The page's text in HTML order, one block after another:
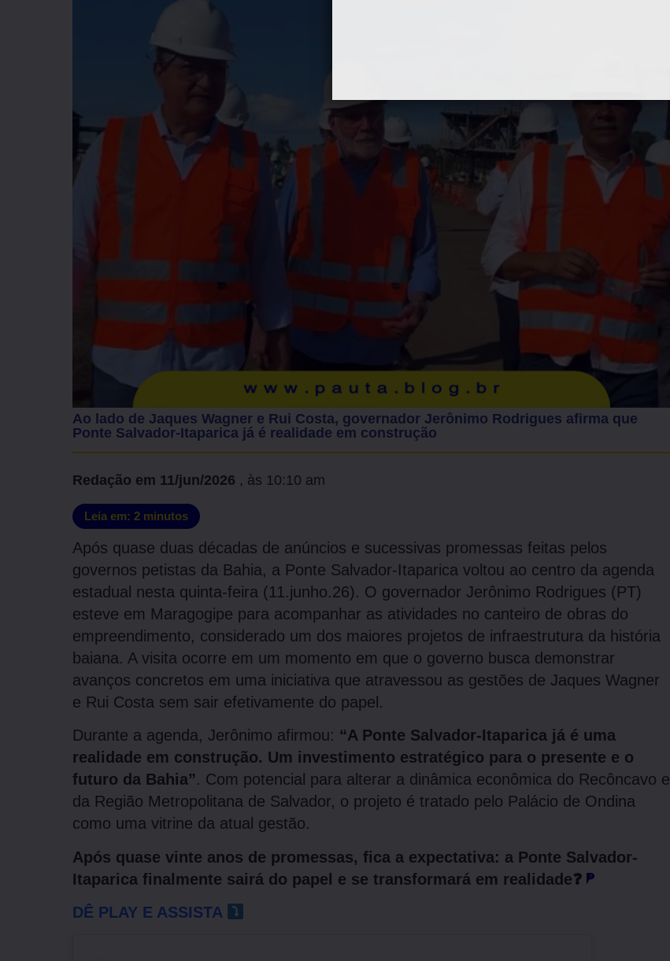
Ao lado de Jaques Wagner e Rui Costa, governador Jerônimo Rodrigues afirma que
Ponte Salvador-Itaparica já é realidade em construção
Redação em 11/jun/2026 , às 10:10 am
Leia em: 2 minutos
Após quase duas décadas de anúncios e sucessivas promessas feitas pelos
governos petistas da Bahia, a Ponte Salvador-Itaparica voltou ao centro da agenda
estadual nesta quinta-feira (11.junho.26). O governador Jerônimo Rodrigues (PT)
esteve em Maragogipe para acompanhar as atividades no canteiro de obras do
empreendimento, considerado um dos maiores projetos de infraestrutura da história
baiana. A visita ocorre em um momento em que o governo busca demonstrar
avanços concretos em uma iniciativa que atravessou as gestões de Jaques Wagner
e Rui Costa sem sair efetivamente do papel.
Durante a agenda, Jerônimo afirmou: “A Ponte Salvador-Itaparica já é uma
realidade em construção. Um investimento estratégico para o presente e o
futuro da Bahia”. Com potencial para alterar a dinâmica econômica do Recôncavo e
da Região Metropolitana de Salvador, o projeto é tratado pelo Palácio de Ondina
como uma vitrine da atual gestão.
Após quase vinte anos de promessas, fica a expectativa: a Ponte Salvador-
Itaparica finalmente sairá do papel e se transformará em realidade❓
DÊ PLAY E ASSISTA